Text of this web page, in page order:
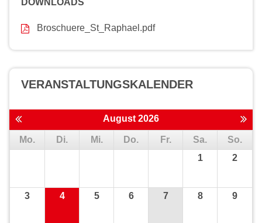
DOWNLOADS
Broschuere_St_Raphael.pdf
VERANSTALTUNGS­KALENDER
August 2026
Mo. Di. Mi. Do. Fr. Sa.
So.
1
2
3 4 5 6 7 8 9